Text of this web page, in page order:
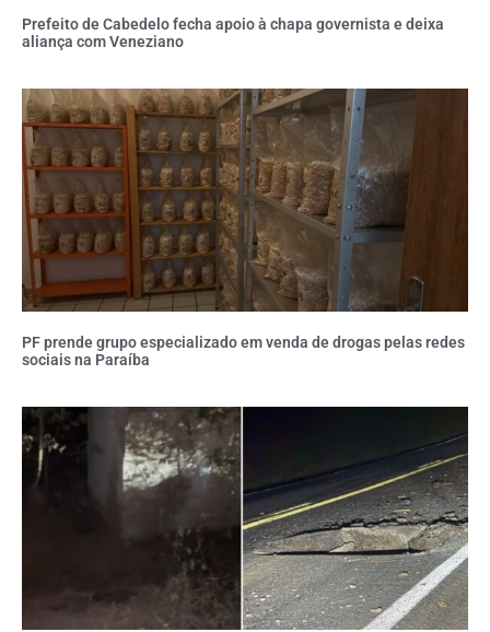
Prefeito de Cabedelo fecha apoio à chapa governista e deixa
aliança com Veneziano
PF prende grupo especializado em venda de drogas pelas redes
sociais na Paraíba